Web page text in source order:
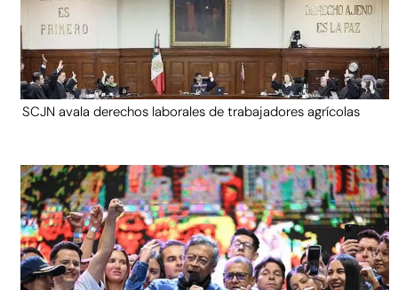
SCJN avala derechos laborales de trabajadores agrícolas